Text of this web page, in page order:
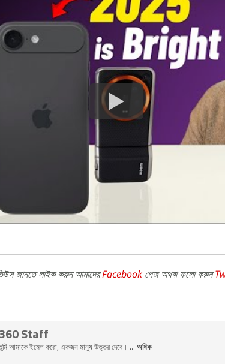
জানতে লাইক করুন আমাদেরFacebook পেজ অথবা ফলো করুন
Staff
তুমি আমাকে ইমেল করো, একজন মানুষ উত্তর দেবে। ...অধিক